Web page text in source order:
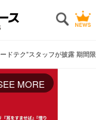
ドテク”スタッフが披露 期間
MORE